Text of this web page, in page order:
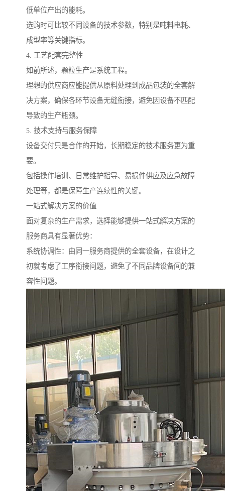
低单位产出的能耗。
选购时可比较不同设备的技术参数，特别是吨料电耗、
成型率等关键指标。
4. 工艺配套完整性
如前所述，颗粒生产是系统工程。
理想的供应商应能提供从原料处理到成品包装的全套解
决方案，确保各环节设备无缝衔接，避免因设备不匹配
导致的生产瓶颈。
5. 技术支持与服务保障
设备交付只是合作的开始，长期稳定的技术服务更为重
要。
包括操作培训、日常维护指导、易损件供应及应急故障
处理等，都是保障生产连续性的关键。
一站式解决方案的价值
面对复杂的生产需求，选择能够提供一站式解决方案的
服务商具有显著优势：
系统协调性：由同一服务商提供的全套设备，在设计之
初就考虑了工序衔接问题，避免了不同品牌设备间的兼
容性问题。